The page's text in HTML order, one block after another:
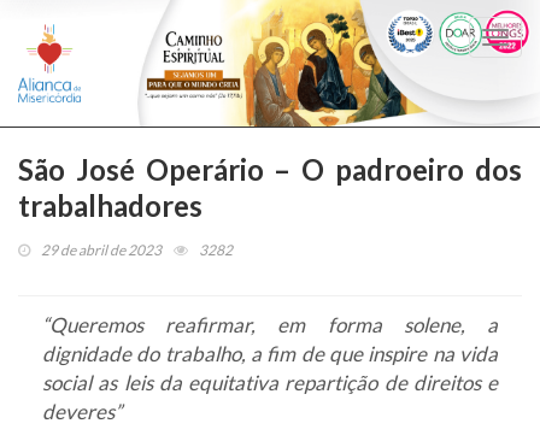
São José Operário – O padroeiro dos
trabalhadores
29 de abril de 2023 3282
“Queremos reafirmar, em forma solene, a
dignidade do trabalho, a fim de que inspire na vida
social as leis da equitativa repartição de direitos e
deveres”